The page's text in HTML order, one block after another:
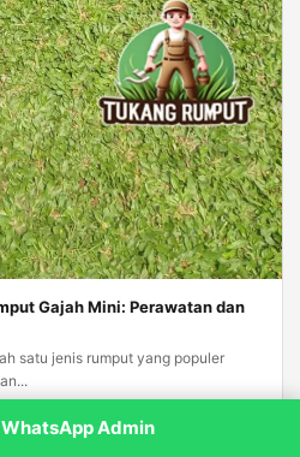
Gajah Mini: Perawatan dan
satu jenis rumput yang populer
WhatsApp Admin